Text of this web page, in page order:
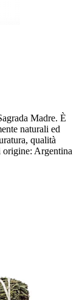
Madre. È
naturali ed
qualità
origine: Argentina